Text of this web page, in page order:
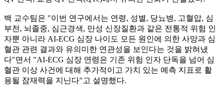
백 교수팀은 "이번 연구에서는 연령, 성별, 당뇨병, 고혈압, 심
부전, 뇌졸중, 심근경색, 만성 신장질환과 같은 전통적 위험 인
자뿐 아니라 AI-ECG 심장 나이도 모든 원인에 의한 사망과 심
혈관 관련 결과와 유의미한 연관성을 보인다는 것을 밝혀냈
다"면서 "AI-ECG 심장 연령은 기존 위험 인자 단독을 넘어 심
혈관 이상 사건에 대해 추가적이고 가치 있는 예측 지표로 활
용될 잠재력을 지닌다"고 설명했다.